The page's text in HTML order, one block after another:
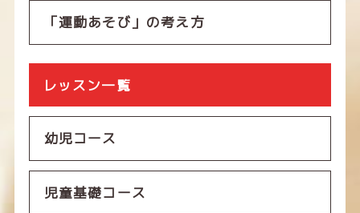
「運動あそび」の考え方
レッスン一覧
幼児コース
児童基礎コース